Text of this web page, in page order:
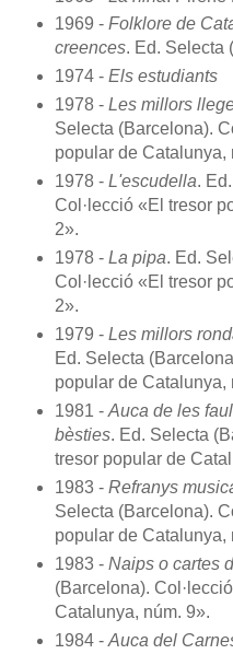
1969 - Folklore de
creences. Ed. Selecta
1974 - Els estudiants
1978 - Les millors
Selecta (Barcelona).
popular de Catalunya,
1978 - L'escudella.
Col·lecció «El tresor
2».
1978 - La pipa. Ed.
Col·lecció «El tresor
2».
1979 - Les millors
Ed. Selecta
popular de Catalunya,
1981 - Auca de les
bèsties. Ed. Selecta
tresor popular de
1983 - Refranys
Selecta (Barcelona).
popular de Catalunya,
1983 - Naips o cartes
(Barcelona).
Catalunya, núm. 9».
1984 - Auca del